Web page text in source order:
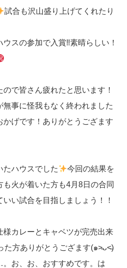
試合も沢山盛り上げてくれたり
スの参加で入賞‼︎素晴らしい！
で皆さん疲れたと思います！
事に怪我もなく終われました
げです！ありがとうござます
たハウスでした
今回の結果を
火が着いた方も4月8日の合同
い試合を目指しましょう！！
様カレーとキャベツが完売出来
た方ありがとうござます(๑˃̵ᴗ˂̵)
お、お、おすすめです。は